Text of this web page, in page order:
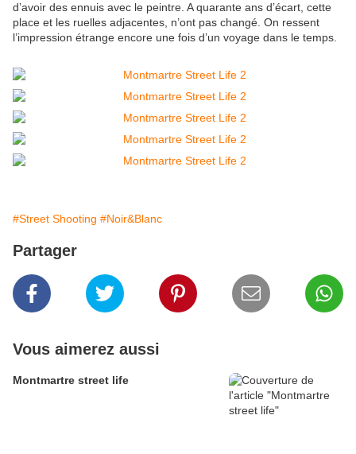
d’avoir des ennuis avec le peintre. A quarante ans d’écart, cette
place et les ruelles adjacentes, n’ont pas changé. On ressent
l’impression étrange encore une fois d’un voyage dans le temps.
#Street Shooting #Noir&Blanc
Partager
Vous aimerez aussi
Montmartre street life